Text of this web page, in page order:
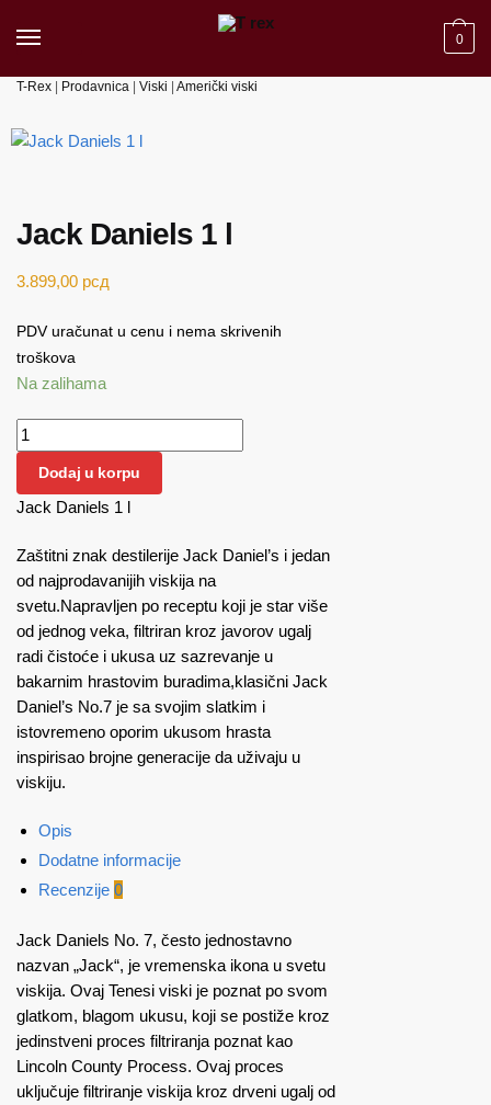
0
T-Rex Prodavnica Viski Američki viski
Jack Daniels 1 l
3.899,00 рсд
PDV uračunat u cenu i nema skrivenih
troškova
Na zalihama
Jack Daniels 1 l količina
Dodaj u korpu
Jack Daniels 1 l
Zaštitni znak destilerije Jack Daniel’s i jedan
od najprodavanijih viskija na
svetu.Napravljen po receptu koji je star više
od jednog veka, filtriran kroz javorov ugalj
radi čistoće i ukusa uz sazrevanje u
bakarnim hrastovim buradima,klasični Jack
Daniel’s No.7 je sa svojim slatkim i
istovremeno oporim ukusom hrasta
inspirisao brojne generacije da uživaju u
viskiju.
Opis
Dodatne informacije
Recenzije 0
Jack Daniels No. 7, često jednostavno
nazvan „Jack“, je vremenska ikona u svetu
viskija. Ovaj Tenesi viski je poznat po svom
glatkom, blagom ukusu, koji se postiže kroz
jedinstveni proces filtriranja poznat kao
Lincoln County Process. Ovaj proces
uključuje filtriranje viskija kroz drveni ugalj od